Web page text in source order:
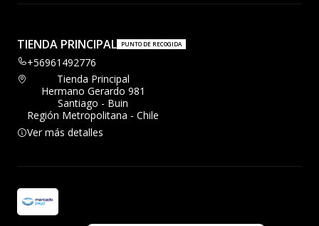
TIENDA PRINCIPAL PUNTO DE RECOGIDA
+56961492776
Tienda Principal
Hermano Gerardo 981
Santiago - Buin
Región Metropolitana - Chile
Ver más detalles